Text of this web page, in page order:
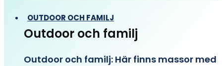
OUTDOOR OCH FAMILJ
Outdoor och familj
Outdoor och familj: Här finns massor med